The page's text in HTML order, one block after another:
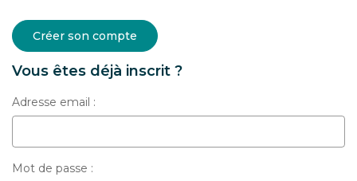
Créer son compte
Vous êtes déjà inscrit ?
Adresse email :
Mot de passe :